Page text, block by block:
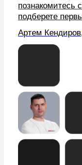
бесплатно
Новичкам
Практикум· 3 дня
Тихая мощь
Бесплатный
входа и чтению
Сергей Алексеев,
Ирина Шарманова,